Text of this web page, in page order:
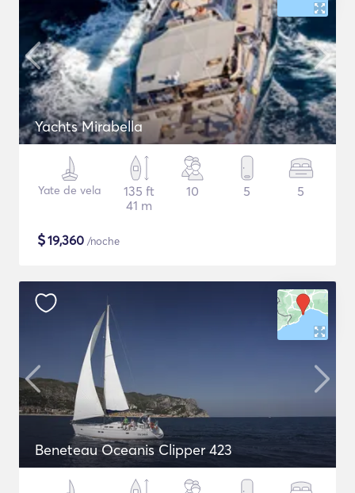
Yachts Mirabella
Yate de vela
135 ft
41 m
10 5 5
$19,360 /noche
Beneteau Oceanis Clipper 423